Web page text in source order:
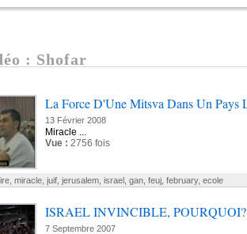
: Shofar
La Force D'Une Mitsva Dans Un Pays
13 Février 2008
Miracle ...
Vue : 2756 fois
, miracle, juif, jerusalem, israel, gan, feuj, february, ecole
ISRAEL INVINCIBLE,
7 Septembre 2007